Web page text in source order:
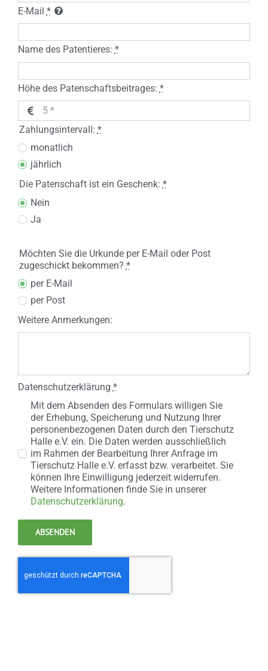
E-Mail *
Name des Patentieres: *
Höhe des Patenschaftsbeitrages: *
Zahlungsintervall: *
monatlich
jährlich
Die Patenschaft ist ein Geschenk: *
Nein
Ja
Möchten Sie die Urkunde per E-Mail oder Post
zugeschickt bekommen? *
per E-Mail
per Post
Weitere Anmerkungen:
Datenschutzerklärung *
Mit dem Absenden des Formulars willigen Sie
der Erhebung, Speicherung und Nutzung Ihrer
personenbezogenen Daten durch den Tierschutz
Halle e.V. ein. Die Daten werden ausschließlich
im Rahmen der Bearbeitung Ihrer Anfrage im
Tierschutz Halle e.V. erfasst bzw. verarbeitet. Sie
können Ihre Einwilligung jederzeit widerrufen.
Weitere Informationen finde Sie in unserer
Datenschutzerklärung.
ABSENDEN